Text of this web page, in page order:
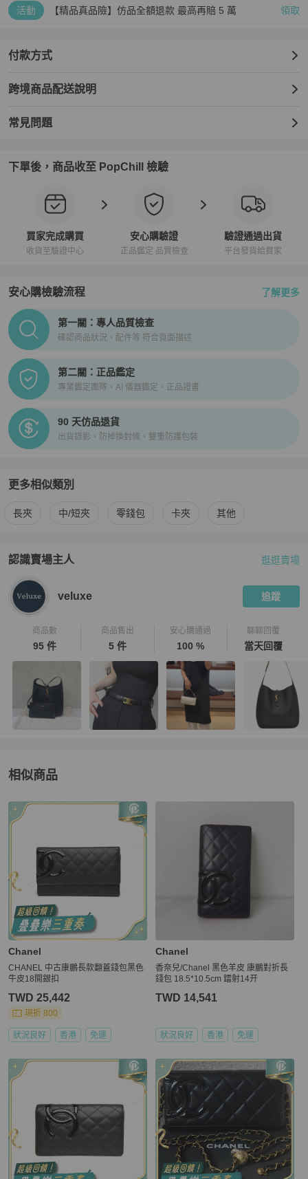
活動 【精品真品險】仿品全額退款 最高再賠 5 萬 領取
付款方式
跨境商品配送說明
常見問題
下單後，商品收至 PopChill 檢驗
買家完成購買
收貨至驗證中心
安心購驗證
正品鑑定 品質檢查
驗證通過出貨
平台發貨給買家
安心購檢驗流程 了解更多
PopChill拍拍圈正品驗證、安心購檢驗流程介紹
第一關：專人品質檢查
確認商品狀況、配件等 符合頁面描述
第二關：正品鑑定
專業鑑定團隊、AI 儀器鑑定、正品證書
90 天仿品退貨
出貨錄影、防掉換封條、雙重防護包裝
更多相似類別
更多Chanel 女士錢包 / 小皮件相似商品推薦
長夾 中/短夾 零錢包 卡夾 其他
認識賣場主人
PopChill 拍拍圈嚴選賣家
逛逛賣場
veluxe 追蹤
商品數
95 件
商品售出
5 件
安心購通過
100 %
聊聊回覆
當天回覆
相似商品
更多相似Chanel女士錢包 / 小皮件
Chanel
CHANEL 中古康鵬長款翻蓋錢包黑色
牛皮18開銀扣
TWD 25,442
現折 800
狀況良好 香港 免運
Chanel
香奈兒/Chanel 黑色羊皮 康鵬對折長
錢包 18.5*10.5cm 鐳射14开
TWD 14,541
狀況良好 香港 免運